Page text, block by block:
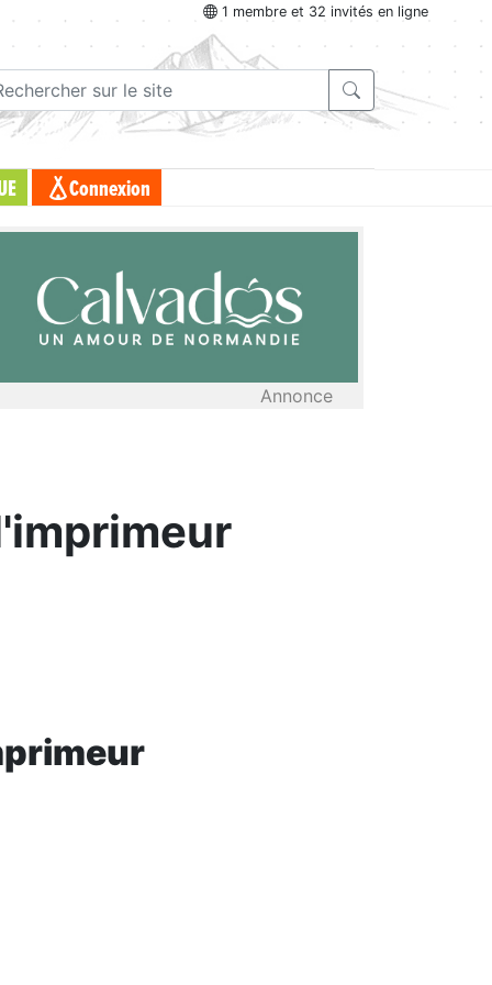
1 membre et 32 invités en ligne
Connexion
Annonce